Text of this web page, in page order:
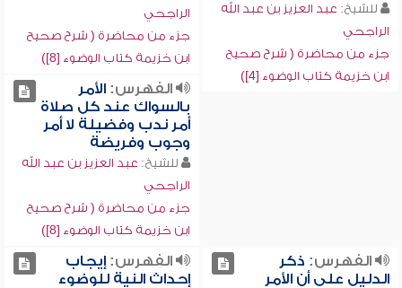
للشيخ: عبد العزيز بن عبد الله
الراجحي
جزء من محاضرة ( شرح صحيح
ابن خزيمة كتاب الوضوء [4])
الراجحي
جزء من محاضرة ( شرح صحيح
ابن خزيمة كتاب الوضوء [8])
الفهرس:الأمر
بالسواك عند كل صلاة
أمر ندب وفضيلة لا أمر
وجوب وفريضة
للشيخ: عبد العزيز بن عبد الله
الراجحي
جزء من محاضرة ( شرح صحيح
ابن خزيمة كتاب الوضوء [8])
الفهرس: ذكر
الدليل على أن الأمر
الفهرس:إيجاب
إحداث النية للوضوء